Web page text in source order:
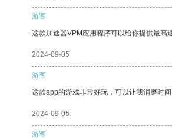
游客
这款加速器VPM应用程序可以给你提供最高
2024-09-05
游客
这款app的游戏非常好玩，可以让我消磨时间
2024-09-05
游客